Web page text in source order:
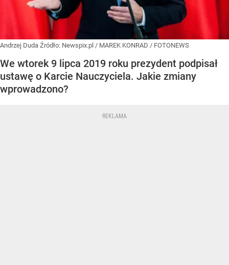
Andrzej Duda Źródło: Newspix.pl / MAREK KONRAD / FOTONEWS
We wtorek 9 lipca 2019 roku prezydent podpisał
ustawę o Karcie Nauczyciela. Jakie zmiany
wprowadzono?